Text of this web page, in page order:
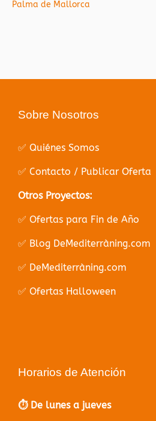
Palma de Mallorca
Sobre Nosotros
✅ Quiénes Somos
✅ Contacto / Publicar Oferta
Otros Proyectos:
✅ Ofertas para Fin de Año
✅ Blog DeMediterràning.com
✅ DeMediterràning.com
✅ Ofertas Halloween
Horarios de Atención
⏱️ De lunes a jueves